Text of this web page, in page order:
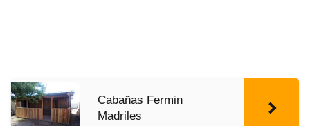
Cabañas Fermin
Madriles